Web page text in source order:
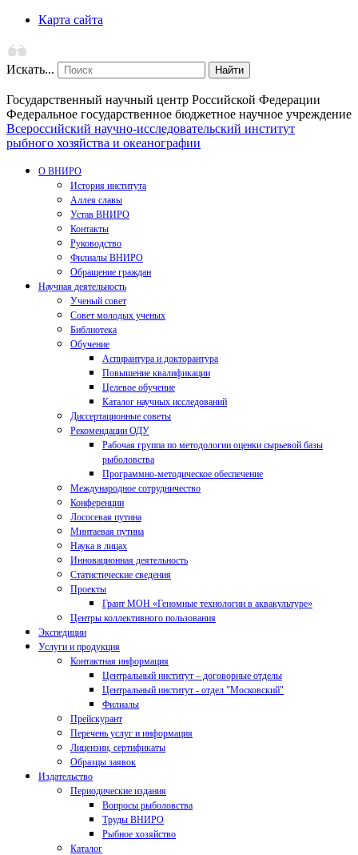
Карта сайта
Искать... Найти
Государственный научный центр Российской Федерации
Федеральное государственное бюджетное научное учреждение
Всероссийский научно-исследовательский институт
рыбного хозяйства и океанографии
О ВНИРО
История института
Аллея славы
Устав ВНИРО
Контакты
Руководство
Филиалы ВНИРО
Обращение граждан
Научная деятельность
Ученый совет
Совет молодых ученых
Библиотека
Обучение
Аспирантура и докторантура
Повышение квалификации
Целевое обучение
Каталог научных исследований
Диссертационные советы
Рекомендации ОДУ
Рабочая группа по методологии оценки сырьевой базы
рыболовства
Программно-методическое обеспечение
Международное сотрудничество
Конференции
Лососевая путина
Минтаевая путина
Наука в лицах
Инновационная деятельность
Статистические сведения
Проекты
Грант МОН «Геномные технологии в аквакультуре»
Центры коллективного пользования
Экспедиции
Услуги и продукция
Контактная информация
Центральный институт – договорные отделы
Центральный институт - отдел "Московский"
Филиалы
Прейскурант
Перечень услуг и информация
Лицензии, сертификаты
Образцы заявок
Издательство
Периодические издания
Вопросы рыболовства
Труды ВНИРО
Рыбное хозяйство
Каталог